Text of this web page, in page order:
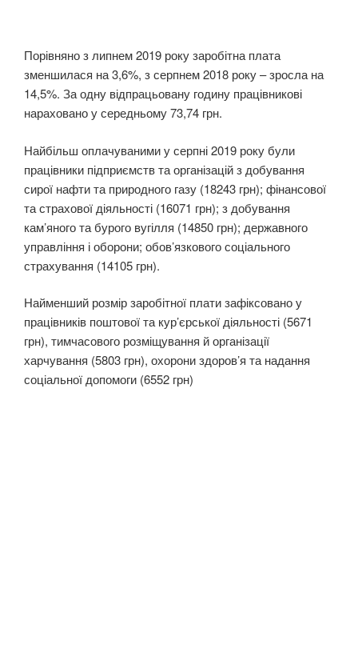
Порівняно з липнем 2019 року заробітна плата
зменшилася на 3,6%, з серпнем 2018 року – зросла на
14,5%. За одну відпрацьовану годину працівникові
нараховано у середньому 73,74 грн.
Найбільш оплачуваними у серпні 2019 року були
працівники підприємств та організацій з добування
сирої нафти та природного газу (18243 грн); фінансової
та страхової діяльності (16071 грн); з добування
кам’яного та бурого вугілля (14850 грн); державного
управління і оборони; обов’язкового соціального
страхування (14105 грн).
Найменший розмір заробітної плати зафіксовано у
працівників поштової та кур’єрської діяльності (5671
грн), тимчасового розміщування й організації
харчування (5803 грн), охорони здоров’я та надання
соціальної допомоги (6552 грн)